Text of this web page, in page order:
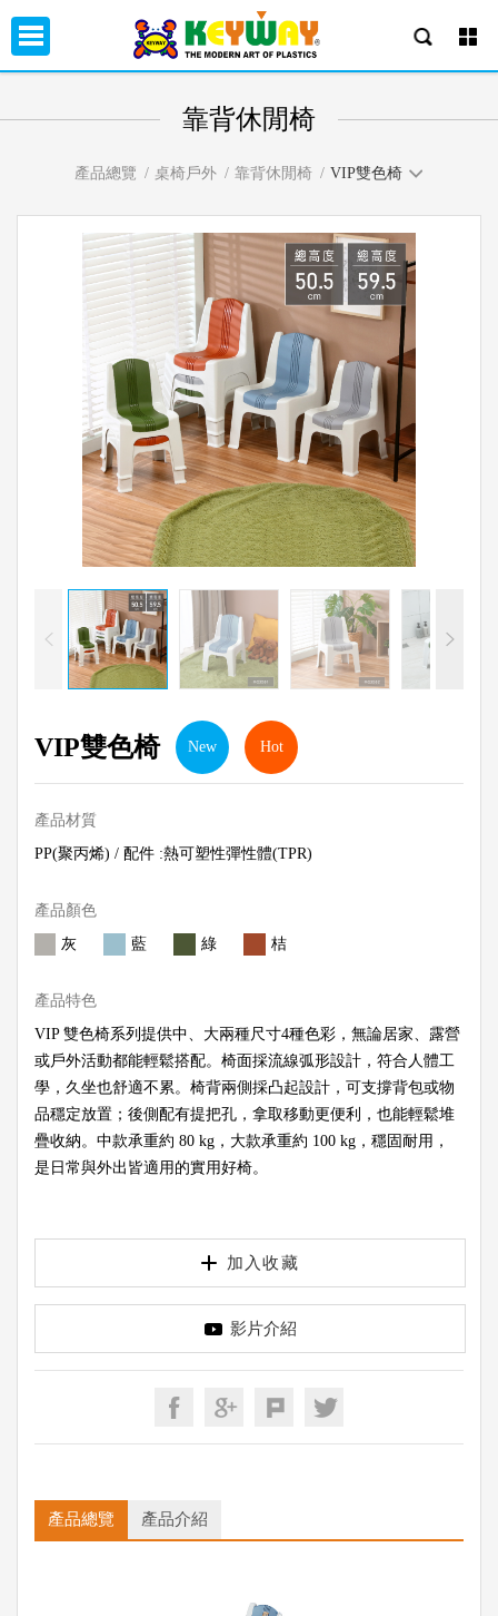
靠背休閒椅
產品總覽 桌椅戶外 靠背休閒椅 VIP雙色椅
VIP雙色椅 New Hot
產品材質
PP(聚丙烯) / 配件 :熱可塑性彈性體(TPR)
產品顏色
灰
藍 綠 桔
產品特色
VIP 雙色椅系列提供中、大兩種尺寸4種色彩，無論居家、露營
或戶外活動都能輕鬆搭配。椅面採流線弧形設計，符合人體工
學，久坐也舒適不累。椅背兩側採凸起設計，可支撐背包或物
品穩定放置；後側配有提把孔，拿取移動更便利，也能輕鬆堆
疊收納。中款承重約 80 kg，大款承重約 100 kg，穩固耐用，
是日常與外出皆適用的實用好椅。
加入收藏
影片介紹
產品總覽 產品介紹